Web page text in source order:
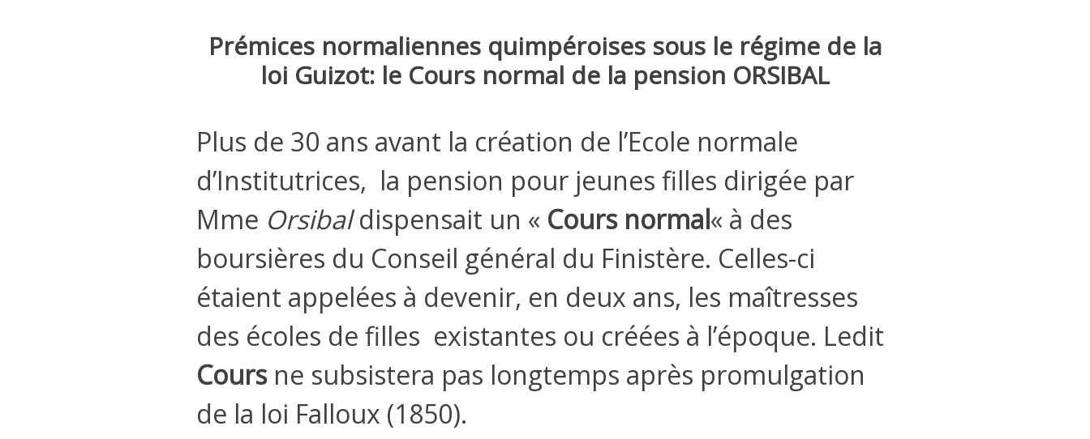
Prémices normaliennes quimpéroises sous le régime de la
loi Guizot: le Cours normal de la pension ORSIBAL
Plus de 30 ans avant la création de l’Ecole normale
d’Institutrices, la pension pour jeunes filles dirigée par
Mme Orsibaldispensait un « Cours normal« à des
boursières du Conseil général du Finistère. Celles-ci
étaient appelées à devenir, en deux ans, les maîtresses
des écoles de filles existantes ou créées à l’époque. Ledit
Coursne subsistera pas longtemps après promulgation
de la loi Falloux (1850).